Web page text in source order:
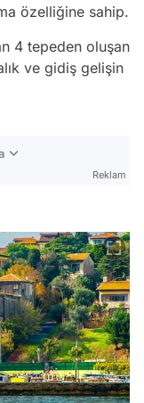
özelliğine sahip.
4 tepeden oluşan
ve gidiş gelişin
Reklam